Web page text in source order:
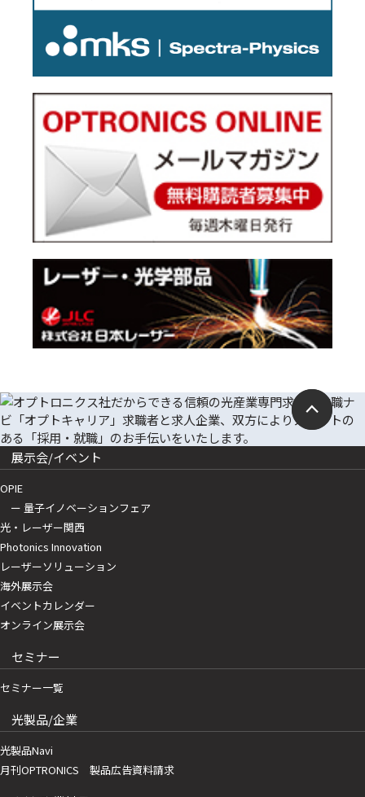
展示会/イベント
OPIE
ー 量子イノベーションフェア
光・レーザー関西
Photonics Innovation
レーザーソリューション
海外展示会
イベントカレンダー
オンライン展示会
セミナー
セミナー一覧
光製品/企業
光製品Navi
月刊OPTRONICS 製品広告資料請求